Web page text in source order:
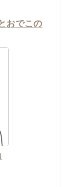
おでこの